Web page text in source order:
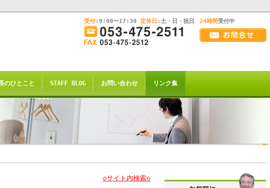
画
面
幅
て
ご
ご
覧
さ
さ
い
い
Explorerから閲覧する場合はコチラ
換の他のブラウザ(Trident系)でも
される場合がございますが
ませんが、2021年4月28日を以て
らの閲覧のサポートは終了致しました。
受付:9:00〜17:30 定休日 :土・日・祝日 24時間受付中
のひとこと STAFF BLOG お問い合わせ リンク集
◇サイト内検索◇